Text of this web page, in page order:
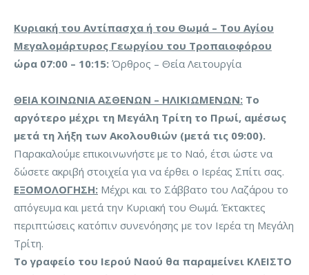
Κυριακή του Αντίπασχα ή του Θωμά – Του Αγίου
Μεγαλομάρτυρος Γεωργίου του Τροπαιοφόρου
ώρα 07:00 – 10:15: Όρθρος – Θεία Λειτουργία
ΘΕΙΑ ΚΟΙΝΩΝΙΑ ΑΣΘΕΝΩΝ – ΗΛΙΚΙΩΜΕΝΩΝ: Το
αργότερο μέχρι τη Μεγάλη Τρίτη το Πρωί, αμέσως
μετά τη λήξη των Ακολουθιών (μετά τις 09:00).
Παρακαλούμε επικοινωνήστε με το Ναό, έτσι ώστε να
δώσετε ακριβή στοιχεία για να έρθει ο Ιερέας Σπίτι σας.
ΕΞΟΜΟΛΟΓΗΣΗ: Μέχρι και το Σάββατο του Λαζάρου το
απόγευμα και μετά την Κυριακή του Θωμά. Έκτακτες
περιπτώσεις κατόπιν συνενόησης με τον Ιερέα τη Μεγάλη
Τρίτη.
Το γραφείο του Ιερού Ναού θα παραμείνει ΚΛΕΙΣΤΟ